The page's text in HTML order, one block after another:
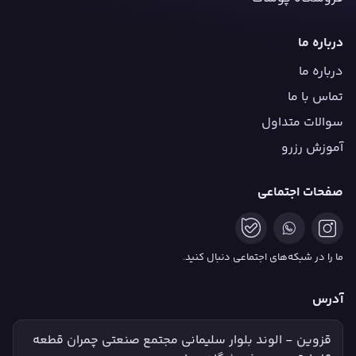
درباره ما
درباره ما
تماس با ما
سوالات متداول
آموزش رزرو
صفحات اجتماعی
ما را در شبکه‌های اجتماعی دنبال کنید.
آدرس
قزوین - الوند بلوار سلیمانی مجتمع صنعتی چمران قطعه